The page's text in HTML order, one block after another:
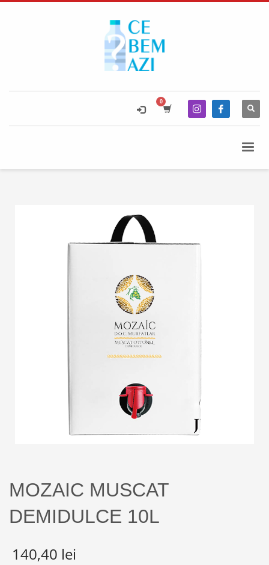
MOZAIC MUSCAT
DEMIDULCE 10L
140,40 lei